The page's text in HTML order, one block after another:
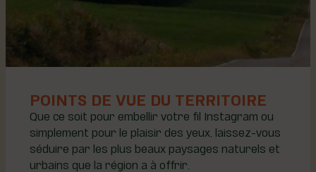
POINTS DE VUE DU TERRITOIRE
Que ce soit pour embellir votre fil Instagram ou
simplement pour le plaisir des yeux, laissez-vous
séduire par les plus beaux paysages naturels et
urbains que la région a à offrir.